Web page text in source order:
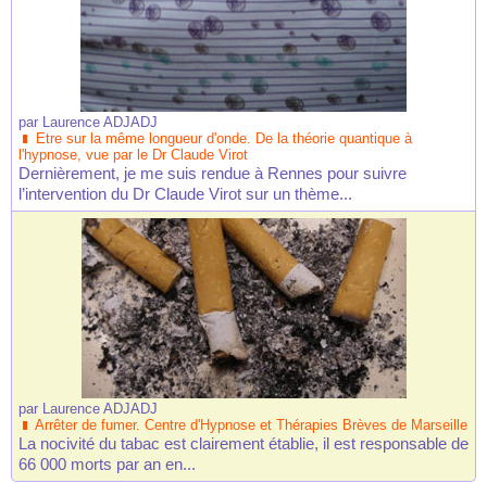
par Laurence ADJADJ
Etre sur la même longueur d'onde. De la théorie quantique à
l'hypnose, vue par le Dr Claude Virot
Dernièrement, je me suis rendue à Rennes pour suivre
l’intervention du Dr Claude Virot sur un thème...
par Laurence ADJADJ
Arrêter de fumer. Centre d'Hypnose et Thérapies Brèves de Marseille
La nocivité du tabac est clairement établie, il est responsable de
66 000 morts par an en...